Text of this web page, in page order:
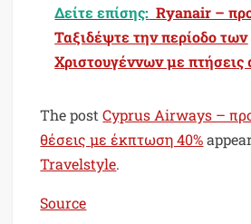
Δείτε επίσης: Ryanair –
Ταξιδέψτε την περίοδο των
Χριστουγέννων με πτήσεις
The postCyprus Airways –
θέσεις με έκπτωση 40%
Travelstyle.
Source